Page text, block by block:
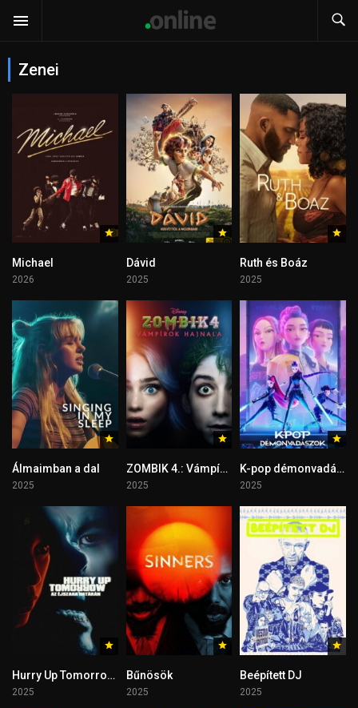
Zenei
Michael
2026
Dávid
2025
Ruth és Boáz
2025
Álmaimban a dal
2025
ZOMBIK 4.: Vámpírok hajnala
2025
K-pop démonvadászok
2025
Hurry Up Tomorrow – Az éjszaka határán
2025
Bűnösök
2025
Beépített DJ
2025